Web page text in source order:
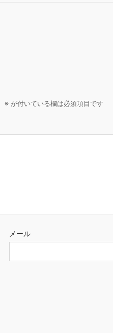
※ が付いている欄は必須項目です
メール